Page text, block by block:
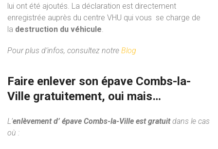
lui ont été ajoutés. La déclaration est directement
enregistrée auprès du centre VHU qui vous se charge de
la destruction du véhicule.
Pour plus d’infos, consultez notre Blog
Faire enlever son épave Combs-la-
Ville gratuitement, oui mais…
L’enlèvement d’ épave Combs-la-Ville est gratuitdans le cas
où :